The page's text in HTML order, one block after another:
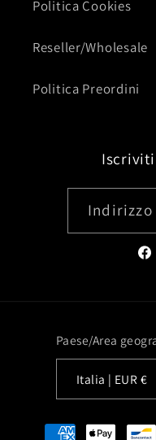
Politica Cookies
Reseller/Wholesale
Politica Preordini
Paese/Area
Italia | EUR €
Metodi